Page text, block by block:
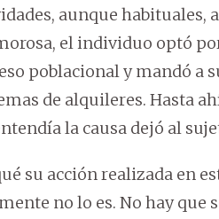
aunque habituales,
el individuo optó
poblacional y mandó a
de alquileres. Hasta
la causa dejó al
su acción realizada en
no lo es. No hay